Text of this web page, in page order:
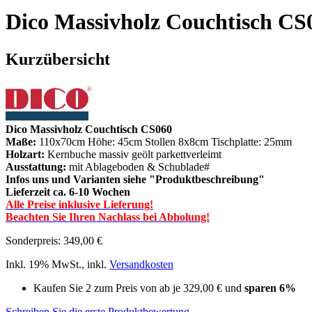
Dico Massivholz Couchtisch
Kurzübersicht
Dico Massivholz Couchtisch CS060
Maße: 110x70cm Höhe: 45cm Stollen 8x8cm Tischplatte: 25mm
Holzart: Kernbuche massiv geölt parkettverleimt
Ausstattung: mit Ablageboden & Schublade#
Infos uns und Varianten siehe "Produktbeschreibung"
Lieferzeit ca. 6-10 Wochen
Alle Preise inklusive Lieferung!
Beachten Sie Ihren Nachlass bei Abholung!
Sonderpreis: 349,00 €
Inkl. 19% MwSt., inkl. Versandkosten
Kaufen Sie 2 zum Preis von ab je 329,00 € und sparen 6%